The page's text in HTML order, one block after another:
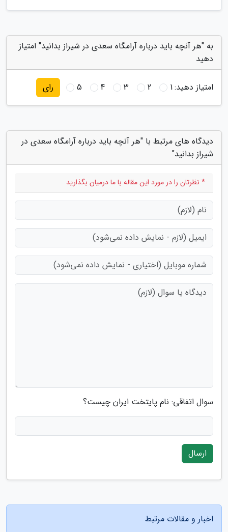
به "هر آنچه باید درباره آرامگاه سعدی در شیراز بدانید" امتیاز
دهید
امتیاز دهید:1
2
3
4
5 رای
دیدگاه های مرتبط با "هر آنچه باید درباره آرامگاه سعدی در
شیراز بدانید"
* نظرتان را در مورد این مقاله با ما درمیان بگذارید
سوال اتفاقی: نام پایتخت ایران چیست؟
ارسال
اخبار و مقالات مرتبط